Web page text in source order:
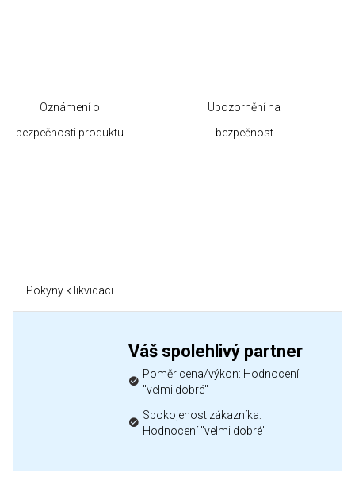
Oznámení o
bezpečnosti produktu
Upozornění na
bezpečnost
Pokyny k likvidaci
Váš spolehlivý partner
Poměr cena/výkon: Hodnocení
"velmi dobré"
Spokojenost zákazníka:
Hodnocení "velmi dobré"